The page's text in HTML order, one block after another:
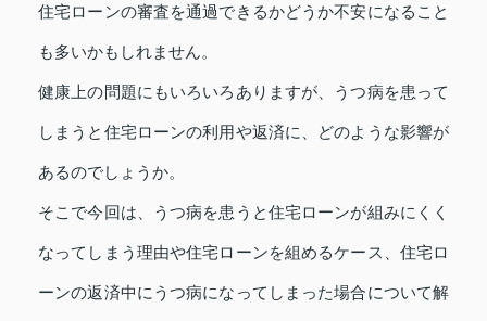
住宅ローンの審査を通過できるかどうか不安になること
も多いかもしれません。
健康上の問題にもいろいろありますが、うつ病を患って
しまうと住宅ローンの利用や返済に、どのような影響が
あるのでしょうか。
そこで今回は、うつ病を患うと住宅ローンが組みにくく
なってしまう理由や住宅ローンを組めるケース、住宅ロ
ーンの返済中にうつ病になってしまった場合について解